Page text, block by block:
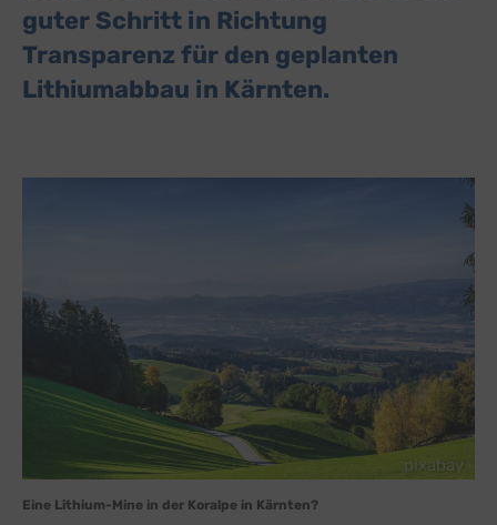
guter Schritt in Richtung
Transparenz für den geplanten
Lithiumabbau in Kärnten.
pixabay
Eine Lithium-Mine in der Koralpe in Kärnten?